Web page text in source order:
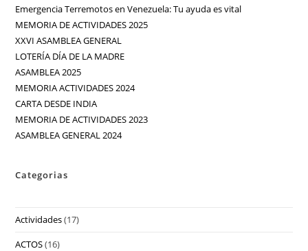
Emergencia Terremotos en Venezuela: Tu ayuda es vital
MEMORIA DE ACTIVIDADES 2025
XXVI ASAMBLEA GENERAL
LOTERÍA DÍA DE LA MADRE
ASAMBLEA 2025
MEMORIA ACTIVIDADES 2024
CARTA DESDE INDIA
MEMORIA DE ACTIVIDADES 2023
ASAMBLEA GENERAL 2024
Categorias
Actividades(17)
ACTOS(16)